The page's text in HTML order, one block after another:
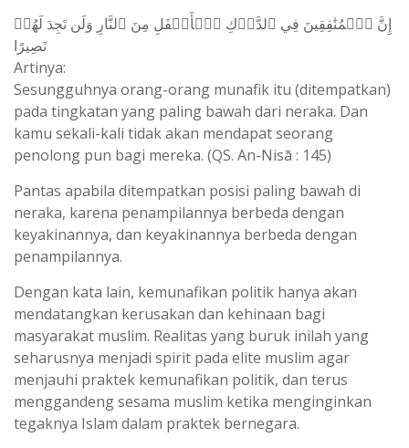
إِنَّ ٱلۡمُنَٰفِقِينَ فِي ٱلدَّرۡكِ ٱلۡأَسۡفَلِ مِنَ ٱلنَّارِ وَلَن تَجِدَ لَهُمۡ
نَصِيرًا
Artinya:
Sesungguhnya orang-orang munafik itu (ditempatkan)
pada tingkatan yang paling bawah dari neraka. Dan
kamu sekali-kali tidak akan mendapat seorang
penolong pun bagi mereka. (QS. An-Nisā : 145)
Pantas apabila ditempatkan posisi paling bawah di
neraka, karena penampilannya berbeda dengan
keyakinannya, dan keyakinannya berbeda dengan
penampilannya.
Dengan kata lain, kemunafikan politik hanya akan
mendatangkan kerusakan dan kehinaan bagi
masyarakat muslim. Realitas yang buruk inilah yang
seharusnya menjadi spirit pada elite muslim agar
menjauhi praktek kemunafikan politik, dan terus
menggandeng sesama muslim ketika menginginkan
tegaknya Islam dalam praktek bernegara.